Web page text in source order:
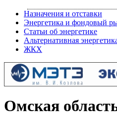
Назначения и отставки
Энергетика и фондовый
Статьи об энергетике
Альтернативная
ЖКХ
Омская